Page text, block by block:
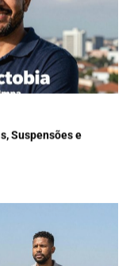
Suspensões e